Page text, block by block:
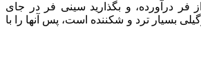
از فر درآورده، و بگذارید سینی فر در جای
بسیار ترد و شکننده است، پس آنها را با